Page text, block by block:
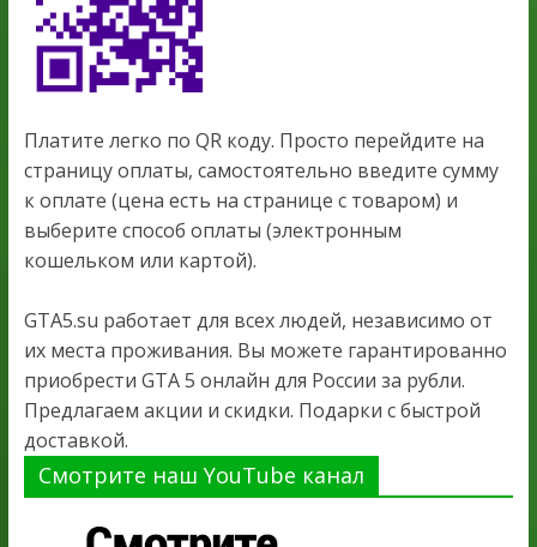
Платите легко по QR коду. Просто перейдите на
страницу оплаты, самостоятельно введите сумму
к оплате (цена есть на странице с товаром) и
выберите способ оплаты (электронным
кошельком или картой).
GTA5.su работает для всех людей, независимо от
их места проживания. Вы можете гарантированно
приобрести GTA 5 онлайн для России за рубли.
Предлагаем акции и скидки. Подарки с быстрой
доставкой.
Смотрите наш YouTube канал